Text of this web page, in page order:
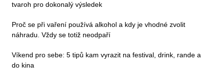
tvaroh pro dokonalý výsledek
Proč se při vaření používá alkohol a kdy je vhodné zvolit
náhradu. Vždy se totiž neodpaří
Víkend pro sebe: 5 tipů kam vyrazit na festival, drink, rande a
do kina